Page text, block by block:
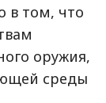
в том, что
оружия,
среды